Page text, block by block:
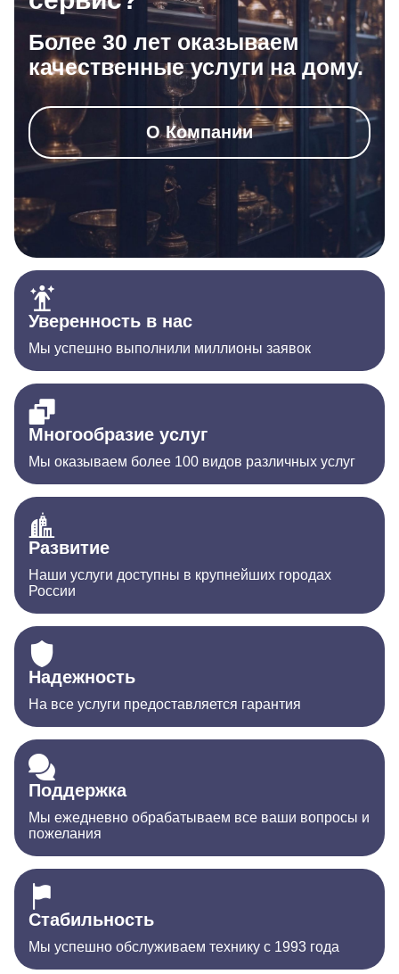
Более 30 лет оказываем
качественные услуги на дому.
О Компании
Уверенность в нас
Мы успешно выполнили миллионы заявок
Многообразие услуг
Мы оказываем более 100 видов различных услуг
Развитие
Наши услуги доступны в крупнейших городах
России
Надежность
На все услуги предоставляется гарантия
Поддержка
Мы ежедневно обрабатываем все ваши вопросы и
пожелания
Стабильность
Мы успешно обслуживаем технику с 1993 года